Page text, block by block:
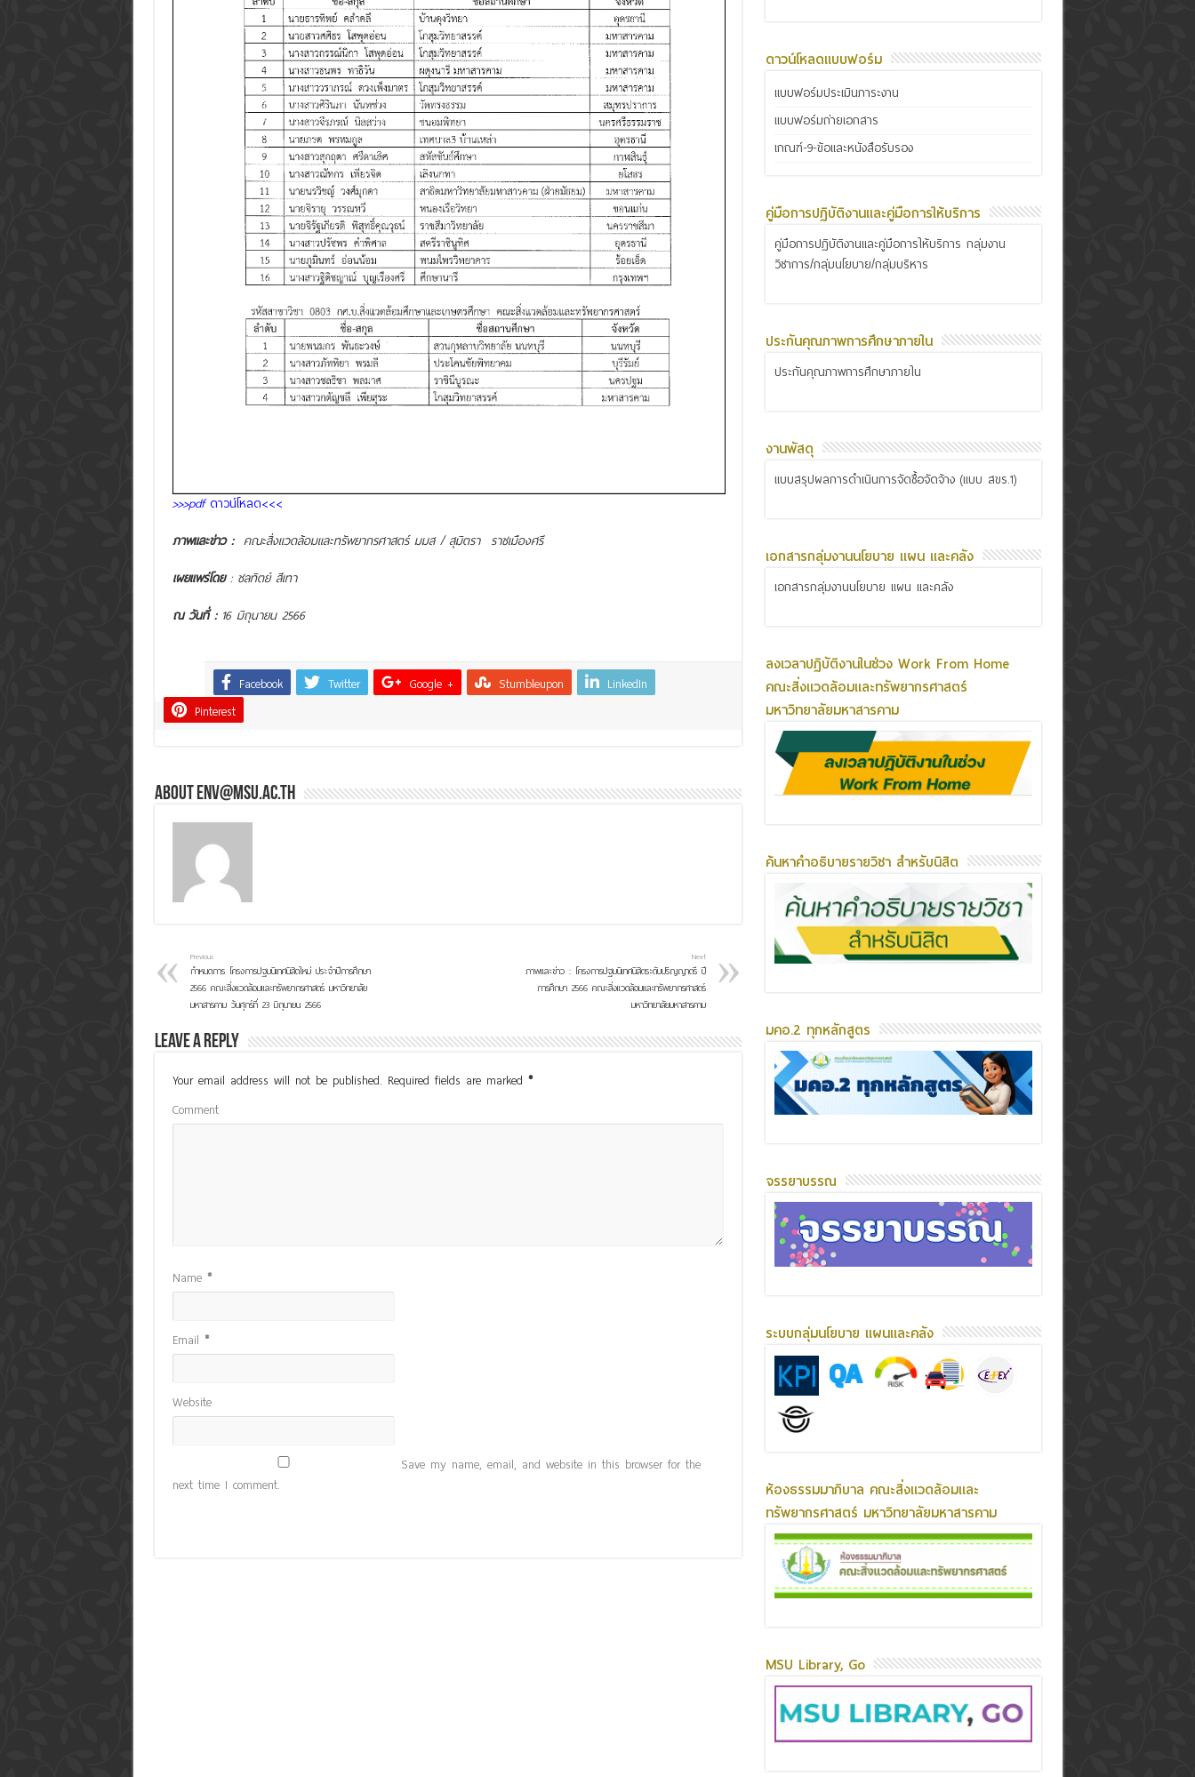
>>>pdfดาวน์โหลด<<<
ภาพและข่าว : คณะสิ่งแวดล้อมและทรัพยากรศาสตร์ มมส / สุมิตรา ราชเมืองศรี
เผยแพร่โดย: ชลทิตย์ สีเทา
ณ วันที่ :16 มิถุนายน 2566
Facebook Twitter Google + Stumbleupon
LinkedIn
Pinterest
About env@msu.ac.th
Previous
กำหนดการ โครงการปฐมนิเทศนิสิตใหม่ ประจำปีการศึกษา
2566 คณะสิ่งแวดล้อมและทรัพยากรศาสตร์ มหาวิทยาลัย
มหาสารคาม ว้นศุกร์ที่ 23 มิถุนายน 2566
Next
ภาพและข่าว : โครงการปฐมนิเทศนิสิตระดับปริญญาตรี ปี
การศึกษา 2566 คณะสิ่งแวดล้อมและทรัพยากรศาสตร์
มหาวิทยาลัยมหาสารคาม
Leave a Reply
Your email address will not be published. Required fields are marked *
Comment
Name *
Email *
Website
Save my name, email, and website in this browser for the
next time I comment.
ดาวน์โหลดแบบฟอร์ม
แบบฟอร์มประเมินภาระงาน
แบบฟอร์มถ่ายเอกสาร
เกณฑ์-9-ข้อและหนังสือรับรอง
คู่มือการปฏิบัติงานและคู่มือการให้บริการ
คู่มือการปฏิบัติงานและคู่มือการให้บริการ กลุ่มงาน
วิชาการ/กลุ่มนโยบาย/กลุ่มบริหาร
ประกันคุณภาพการศึกษาภายใน
ประกันคุณภาพการศึกษาภายใน
งานพัสดุ
แบบสรุปผลการดำเนินการจัดซื้อจัดจ้าง (แบบ สขร.1)
เอกสารกลุ่มงานนโยบาย แผน และคลัง
เอกสารกลุ่มงานนโยบาย แผน และคลัง
ลงเวลาปฏิบัติงานในช่วง Work From Home
คณะสิ่งแวดล้อมและทรัพยากรศาสตร์
มหาวิทยาลัยมหาสารคาม
ค้นหาคำอธิบายรายวิชา สำหรับนิสิต
มคอ.2 ทุกหลักสูตร
จรรยาบรรณ
ระบบกลุ่มนโยบาย แผนและคลัง
ห้องธรรมมาภิบาล คณะสิ่งแวดล้อมและ
ทรัพยากรศาสตร์ มหาวิทยาลัยมหาสารคาม
MSU Library, Go